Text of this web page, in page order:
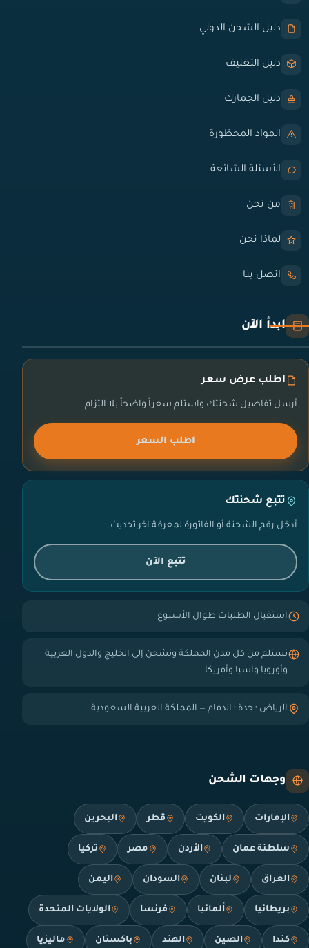
دليل الشحن الدولي
دليل التغليف
دليل الجمارك
المواد المحظورة
الأسئلة الشائعة
من نحن
لماذا نحن
اتصل بنا
ابدأ الآن
اطلب عرض سعر
أرسل تفاصيل شحنتك واستلم سعراً واضحاً بلا التزام.
اطلب السعر
تتبع شحنتك
أدخل رقم الشحنة أو الفاتورة لمعرفة آخر تحديث.
تتبع الآن
استقبال الطلبات طوال الأسبوع
نستلم من كل مدن المملكة ونشحن إلى الخليج والدول العربية
وأوروبا وآسيا وأمريكا
الرياض · جدة · الدمام — المملكة العربية السعودية
وجهات الشحن
الإمارات الكويت قطر البحرين
سلطنة عمان الأردن مصر تركيا
العراق لبنان السودان اليمن
بريطانيا ألمانيا فرنسا الولايات المتحدة
كندا الصين الهند باكستان ماليزيا